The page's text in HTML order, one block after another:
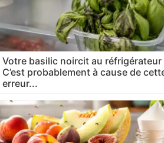
Votre basilic noircit au réfrigérateur
C’est probablement à cause de
erreur...